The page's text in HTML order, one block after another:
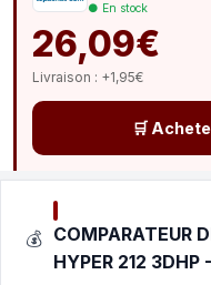
● En stock
26,09€
Livraison : +1,95€
🛒
💰 COMPARATEUR
HYPER 212 3DHP